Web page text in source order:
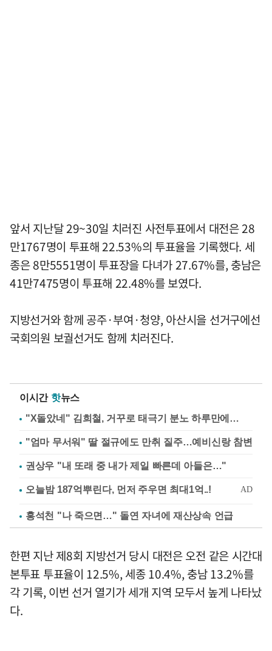
앞서 지난달 29~30일 치러진 사전투표에서 대전은 28
만1767명이 투표해 22.53%의 투표율을 기록했다. 세
종은 8만5551명이 투표장을 다녀가 27.67%를, 충남은
41만7475명이 투표해 22.48%를 보였다.
지방선거와 함께 공주·부여·청양, 아산시을 선거구에선
국회의원 보궐선거도 함께 치러진다.
이시간 핫뉴스
"X돌았네" 김희철, 거꾸로 태극기 분노 하루만에…
"엄마 무서워" 딸 절규에도 만취 질주…예비신랑 참변
권상우 "내 또래 중 내가 제일 빠른데 아들은…"
홍석천 "나 죽으면…" 돌연 자녀에 재산상속 언급
한편 지난 제8회 지방선거 당시 대전은 오전 같은 시간대
본투표 투표율이 12.5%, 세종 10.4%, 충남 13.2%를
각 기록, 이번 선거 열기가 세개 지역 모두서 높게 나타났
다.